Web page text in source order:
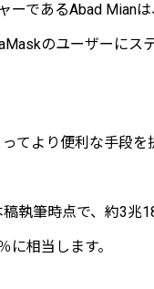
ーであるAbad Mian
のユーザーにス
てより便利な手段
執筆時点で、約3兆
に相当します。